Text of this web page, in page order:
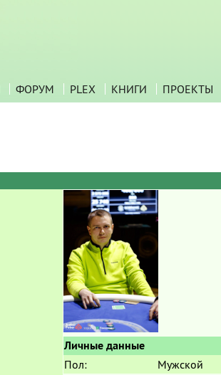
ФОРУМ PLEX КНИГИ ПРОЕКТЫ
Личные данные
Пол:
Мужской